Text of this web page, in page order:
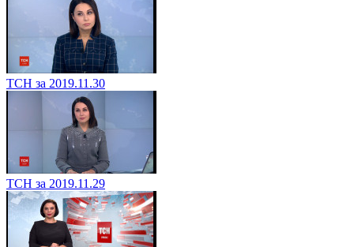
ТСН за 2019.11.30
ТСН за 2019.11.29